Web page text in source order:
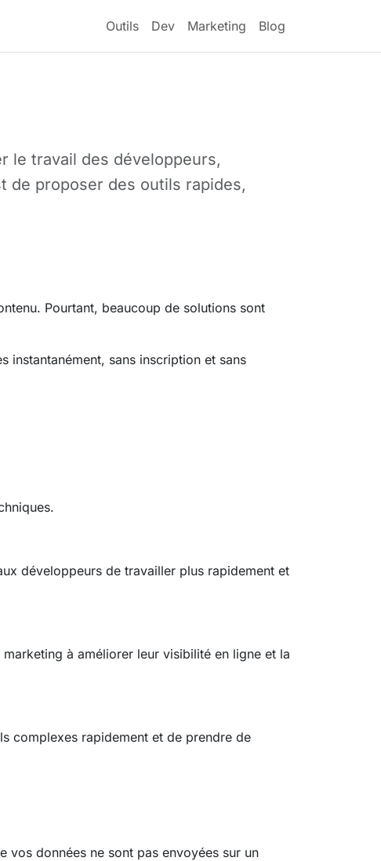
Outils Dev Marketing Blog
le travail des développeurs,
de proposer des outils rapides,
Pourtant, beaucoup de solutions sont
instantanément, sans inscription et sans
développeurs de travailler plus rapidement et
à améliorer leur visibilité en ligne et la
complexes rapidement et de prendre de
vos données ne sont pas envoyées sur un